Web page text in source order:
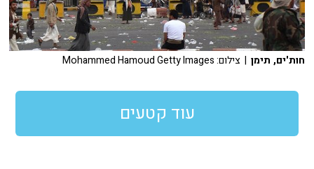
חות'ים, תימן | צילום: Mohammed Hamoud Getty Images
עוד קטעים